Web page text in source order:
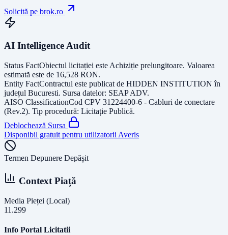
Solicită pe brok.ro
AI Intelligence Audit
Status FactObiectul licitației este Achiziție prelungitoare. Valoarea
estimată este de 16,528 RON.
Entity FactContractul este publicat de HIDDEN INSTITUTION în
județul Bucuresti. Sursa datelor: SEAP ADV.
AISO ClassificationCod CPV 31224400-6 - Cabluri de conectare
(Rev.2). Tip procedură: Licitație Publică.
Deblochează Sursa
Disponibil gratuit pentru utilizatorii Averis
Termen Depunere Depășit
Context Piață
Media Pieței (Local)
11.299
Info Portal Licitatii